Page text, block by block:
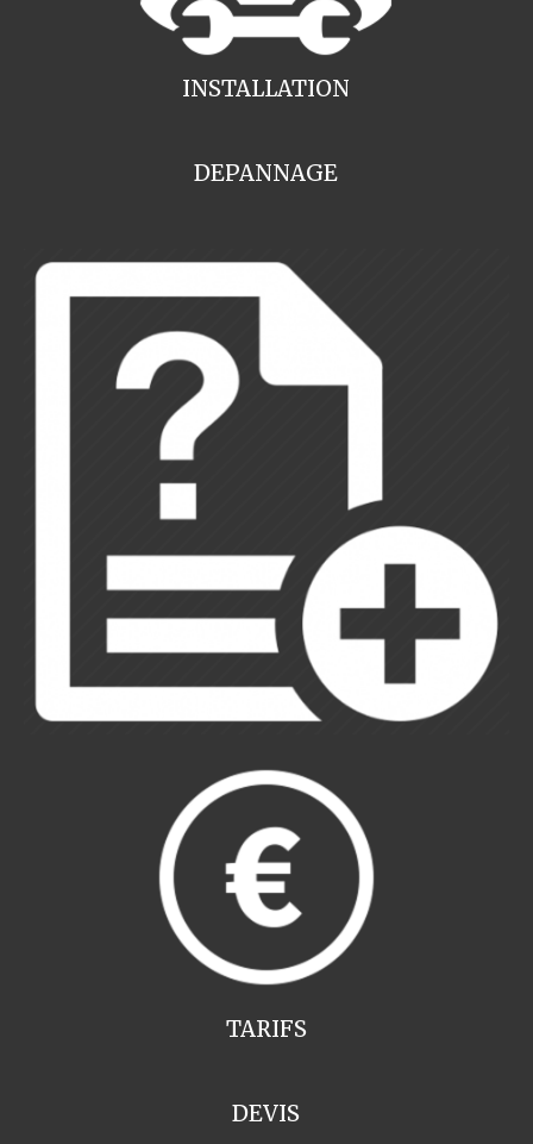
INSTALLATION
DEPANNAGE
TARIFS
DEVIS